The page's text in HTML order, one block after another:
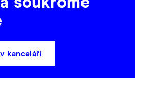
kanceláři